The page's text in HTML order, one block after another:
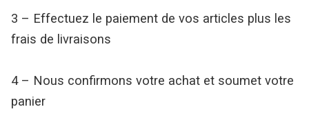
3 – Effectuez le paiement de vos articles plus les
frais de livraisons
4 – Nous confirmons votre achat et soumet votre
panier